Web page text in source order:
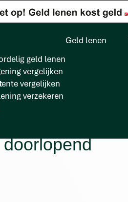
Geld lenen
geld lenen
vergelijken
vergelijken
verzekeren